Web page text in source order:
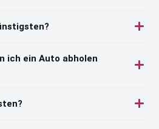
ich ein Auto abholen